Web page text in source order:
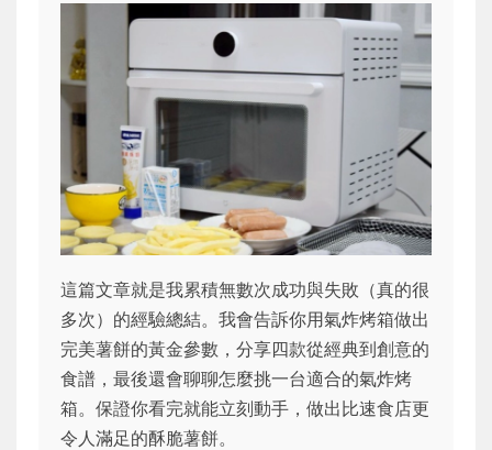
這篇文章就是我累積無數次成功與失敗（真的很
多次）的經驗總結。我會告訴你用氣炸烤箱做出
完美薯餅的黃金參數，分享四款從經典到創意的
食譜，最後還會聊聊怎麼挑一台適合的氣炸烤
箱。保證你看完就能立刻動手，做出比速食店更
令人滿足的酥脆薯餅。